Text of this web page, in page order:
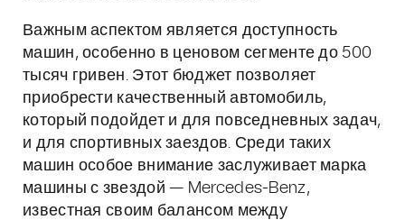
Важным аспектом является доступность
машин, особенно в ценовом сегменте до 500
тысяч гривен. Этот бюджет позволяет
приобрести качественный автомобиль,
который подойдет и для повседневных задач,
и для спортивных заездов. Среди таких
машин особое внимание заслуживает марка
машины с звездой — Mercedes-Benz,
известная своим балансом между